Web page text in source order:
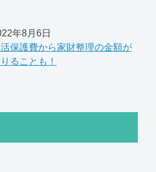
年8月6日
保護費から家財整理の金額が
ることも！